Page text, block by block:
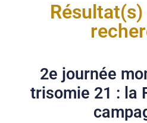
2e journée
trisomie 21 : la